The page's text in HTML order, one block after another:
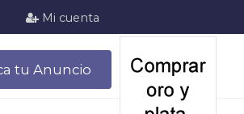
Mi cuenta
tu Anuncio